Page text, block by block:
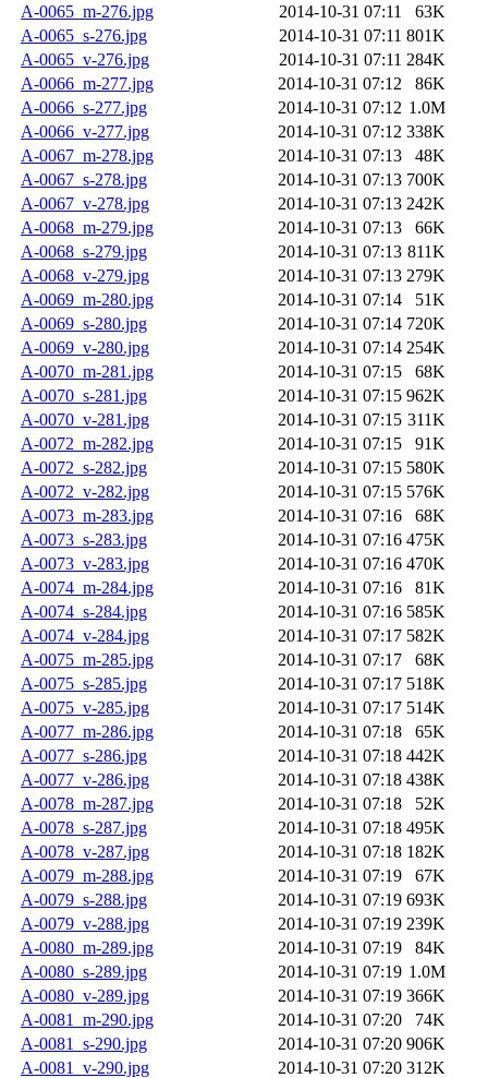
A-0065_m-276.jpg
2014-10-31 07:11
63K
A-0065_s-276.jpg
2014-10-31 07:11 801K
A-0065_v-276.jpg
2014-10-31 07:11 284K
A-0066_m-277.jpg
2014-10-31 07:12
86K
A-0066_s-277.jpg
2014-10-31 07:12 1.0M
A-0066_v-277.jpg
2014-10-31 07:12 338K
A-0067_m-278.jpg
2014-10-31 07:13
48K
A-0067_s-278.jpg
2014-10-31 07:13 700K
A-0067_v-278.jpg
2014-10-31 07:13 242K
A-0068_m-279.jpg
2014-10-31 07:13
66K
A-0068_s-279.jpg
2014-10-31 07:13 811K
A-0068_v-279.jpg
2014-10-31 07:13 279K
A-0069_m-280.jpg
2014-10-31 07:14
51K
A-0069_s-280.jpg
2014-10-31 07:14 720K
A-0069_v-280.jpg
2014-10-31 07:14 254K
A-0070_m-281.jpg
2014-10-31 07:15
68K
A-0070_s-281.jpg
2014-10-31 07:15 962K
A-0070_v-281.jpg
2014-10-31 07:15 311K
A-0072_m-282.jpg
2014-10-31 07:15
91K
A-0072_s-282.jpg
2014-10-31 07:15 580K
A-0072_v-282.jpg
2014-10-31 07:15 576K
A-0073_m-283.jpg
2014-10-31 07:16
68K
A-0073_s-283.jpg
2014-10-31 07:16 475K
A-0073_v-283.jpg
2014-10-31 07:16 470K
A-0074_m-284.jpg
2014-10-31 07:16
81K
A-0074_s-284.jpg
2014-10-31 07:16 585K
A-0074_v-284.jpg
2014-10-31 07:17 582K
A-0075_m-285.jpg
2014-10-31 07:17
68K
A-0075_s-285.jpg
2014-10-31 07:17 518K
A-0075_v-285.jpg
2014-10-31 07:17 514K
A-0077_m-286.jpg
2014-10-31 07:18
65K
A-0077_s-286.jpg
2014-10-31 07:18 442K
A-0077_v-286.jpg
2014-10-31 07:18 438K
A-0078_m-287.jpg
2014-10-31 07:18
52K
A-0078_s-287.jpg
2014-10-31 07:18 495K
A-0078_v-287.jpg
2014-10-31 07:18 182K
A-0079_m-288.jpg
2014-10-31 07:19
67K
A-0079_s-288.jpg
2014-10-31 07:19 693K
A-0079_v-288.jpg
2014-10-31 07:19 239K
A-0080_m-289.jpg
2014-10-31 07:19
84K
A-0080_s-289.jpg
2014-10-31 07:19 1.0M
A-0080_v-289.jpg
2014-10-31 07:19 366K
A-0081_m-290.jpg
2014-10-31 07:20
74K
A-0081_s-290.jpg
2014-10-31 07:20 906K
A-0081_v-290.jpg
2014-10-31 07:20 312K